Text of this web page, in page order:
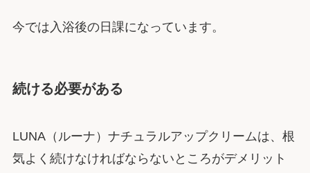
今では入浴後の日課になっています。
続ける必要がある
LUNA（ルーナ）ナチュラルアップクリームは、根
気よく続けなければならないところがデメリット